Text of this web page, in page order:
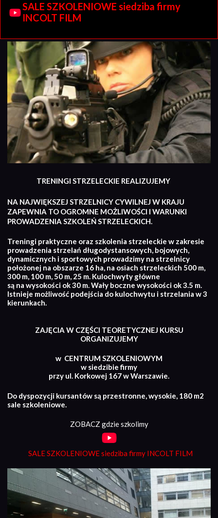
SALE SZKOLENIOWE siedziba firmy
INCOLT FILM
TRENINGI STRZELECKIE REALIZUJEMY
NA NAJWIĘKSZEJ STRZELNICY CYWILNEJ W KRAJU
ZAPEWNIA TO OGROMNE MOŻLIWOŚCI I WARUNKI
PROWADZENIA SZKOLEŃ STRZELECKICH.
Treningi praktyczne oraz szkolenia strzeleckie w zakresie
prowadzenia strzelań długodystansowych, bojowych,
dynamicznych i sportowych prowadzimy na strzelnicy
położonej na obszarze 16 ha, na osiach strzeleckich 500 m,
300 m, 100 m, 50 m, 25 m. Kulochwyty główne
są na wysokości ok 30 m. Wały boczne wysokości ok 3.5 m.
Istnieje możliwość podejścia do kulochwytu i strzelania w 3
kierunkach.
ZAJĘCIA W CZĘŚCI TEORETYCZNEJ KURSU
ORGANIZUJEMY
w CENTRUM SZKOLENIOWYM
w siedzibie firmy
przy ul. Korkowej 167 w Warszawie.
Do dyspozycji kursantów są przestronne, wysokie, 180 m2
sale szkoleniowe.
ZOBACZ gdzie szkolimy
SALE SZKOLENIOWE siedziba firmy INCOLT FILM